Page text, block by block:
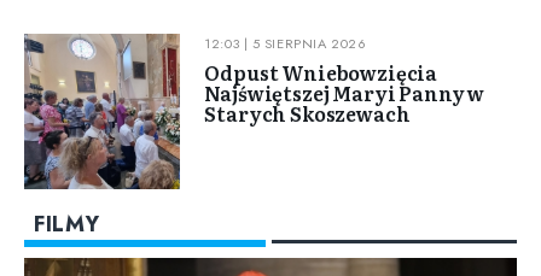
12:03 | 5 SIERPNIA 2026
Odpust Wniebowzięcia
Najświętszej Maryi Panny w
Starych Skoszewach
FILMY